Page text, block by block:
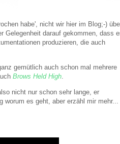
habe', nicht wir hier im Blog;-)
Gelegenheit darauf gekommen, dass
produzieren, die auch
gemütlich auch schon mal mehrere
Brows Held High.
nicht nur schon sehr lange, er
worum es geht, aber erzähl mir mehr...